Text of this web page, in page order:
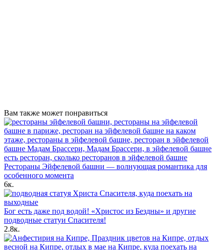
Вам также может понравиться
Рестораны Эйфелевой башни — волнующая романтика для
особенного момента
6к.
Бог есть даже под водой! «Христос из Бездны» и другие
подводные статуи Спасителя!
2.8к.